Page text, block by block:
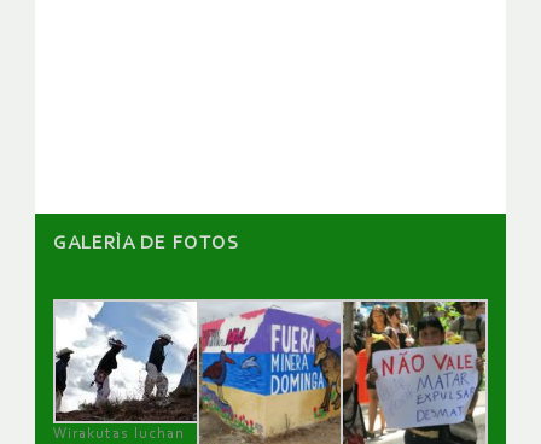
GALERÌA DE FOTOS
Wirakutas luchan